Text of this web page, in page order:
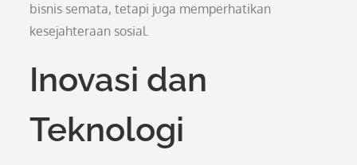
bisnis semata, tetapi juga memperhatikan
kesejahteraan sosial.
Inovasi dan
Teknologi